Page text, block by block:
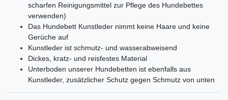
scharfen Reinigungsmittel zur Pflege des Hundebettes
verwenden)
Das Hundebett Kunstleder nimmt keine Haare und keine
Gerüche auf
Kunstleder ist schmutz- und wasserabweisend
Dickes, kratz- und reisfestes Material
Unterboden unserer Hundebetten ist ebenfalls aus
Kunstleder, zusätzlicher Schutz gegen Schmutz von unten